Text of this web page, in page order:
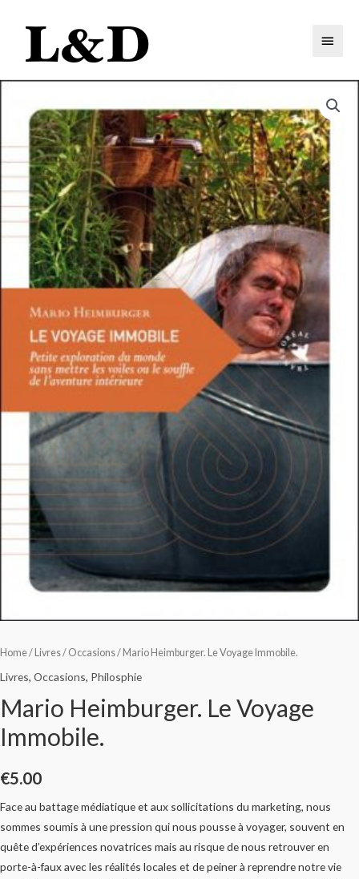
Home/ Livres/ Occasions/ Mario Heimburger. Le Voyage Immobile.
Livres, Occasions, Philosphie
Mario Heimburger. Le Voyage
Immobile.
€5.00
Face au battage médiatique et aux sollicitations du marketing, nous
sommes soumis à une pression qui nous pousse à voyager, souvent en
quête d’expériences novatrices mais au risque de nous retrouver en
porte-à-faux avec les réalités locales et de peiner à reprendre notre vie